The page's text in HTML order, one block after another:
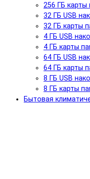
256 ГБ карты
32 ГБ USB
32 ГБ карты
4 ГБ USB
4 ГБ карты
64 ГБ USB
64 ГБ карты
8 ГБ USB
8 ГБ карты
Бытовая